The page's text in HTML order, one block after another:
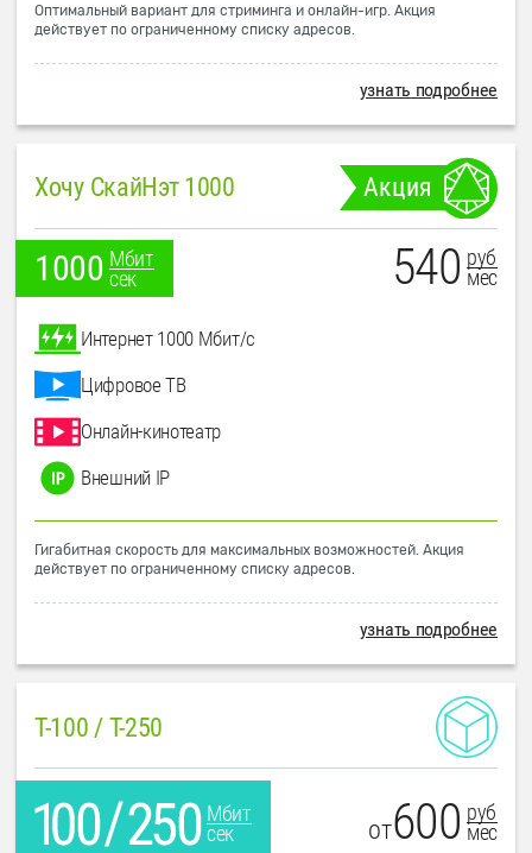
Оптимальный вариант для стриминга и онлайн-игр. Акция
действует по ограниченному списку адресов.
узнать подробнее
Хочу СкайНэт 1000 Акция
1000 Мбит
сек
540 руб
мес
Интернет 1000 Мбит/с
Цифровое ТВ
Онлайн-кинотеатр
Внешний IP
Гигабитная скорость для максимальных возможностей. Акция
действует по ограниченному списку адресов.
узнать подробнее
T-100 / T-250
Мбит
сек
от600 руб
мес